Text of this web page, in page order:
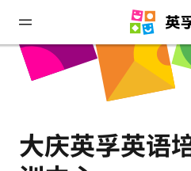
大庆英孚英语